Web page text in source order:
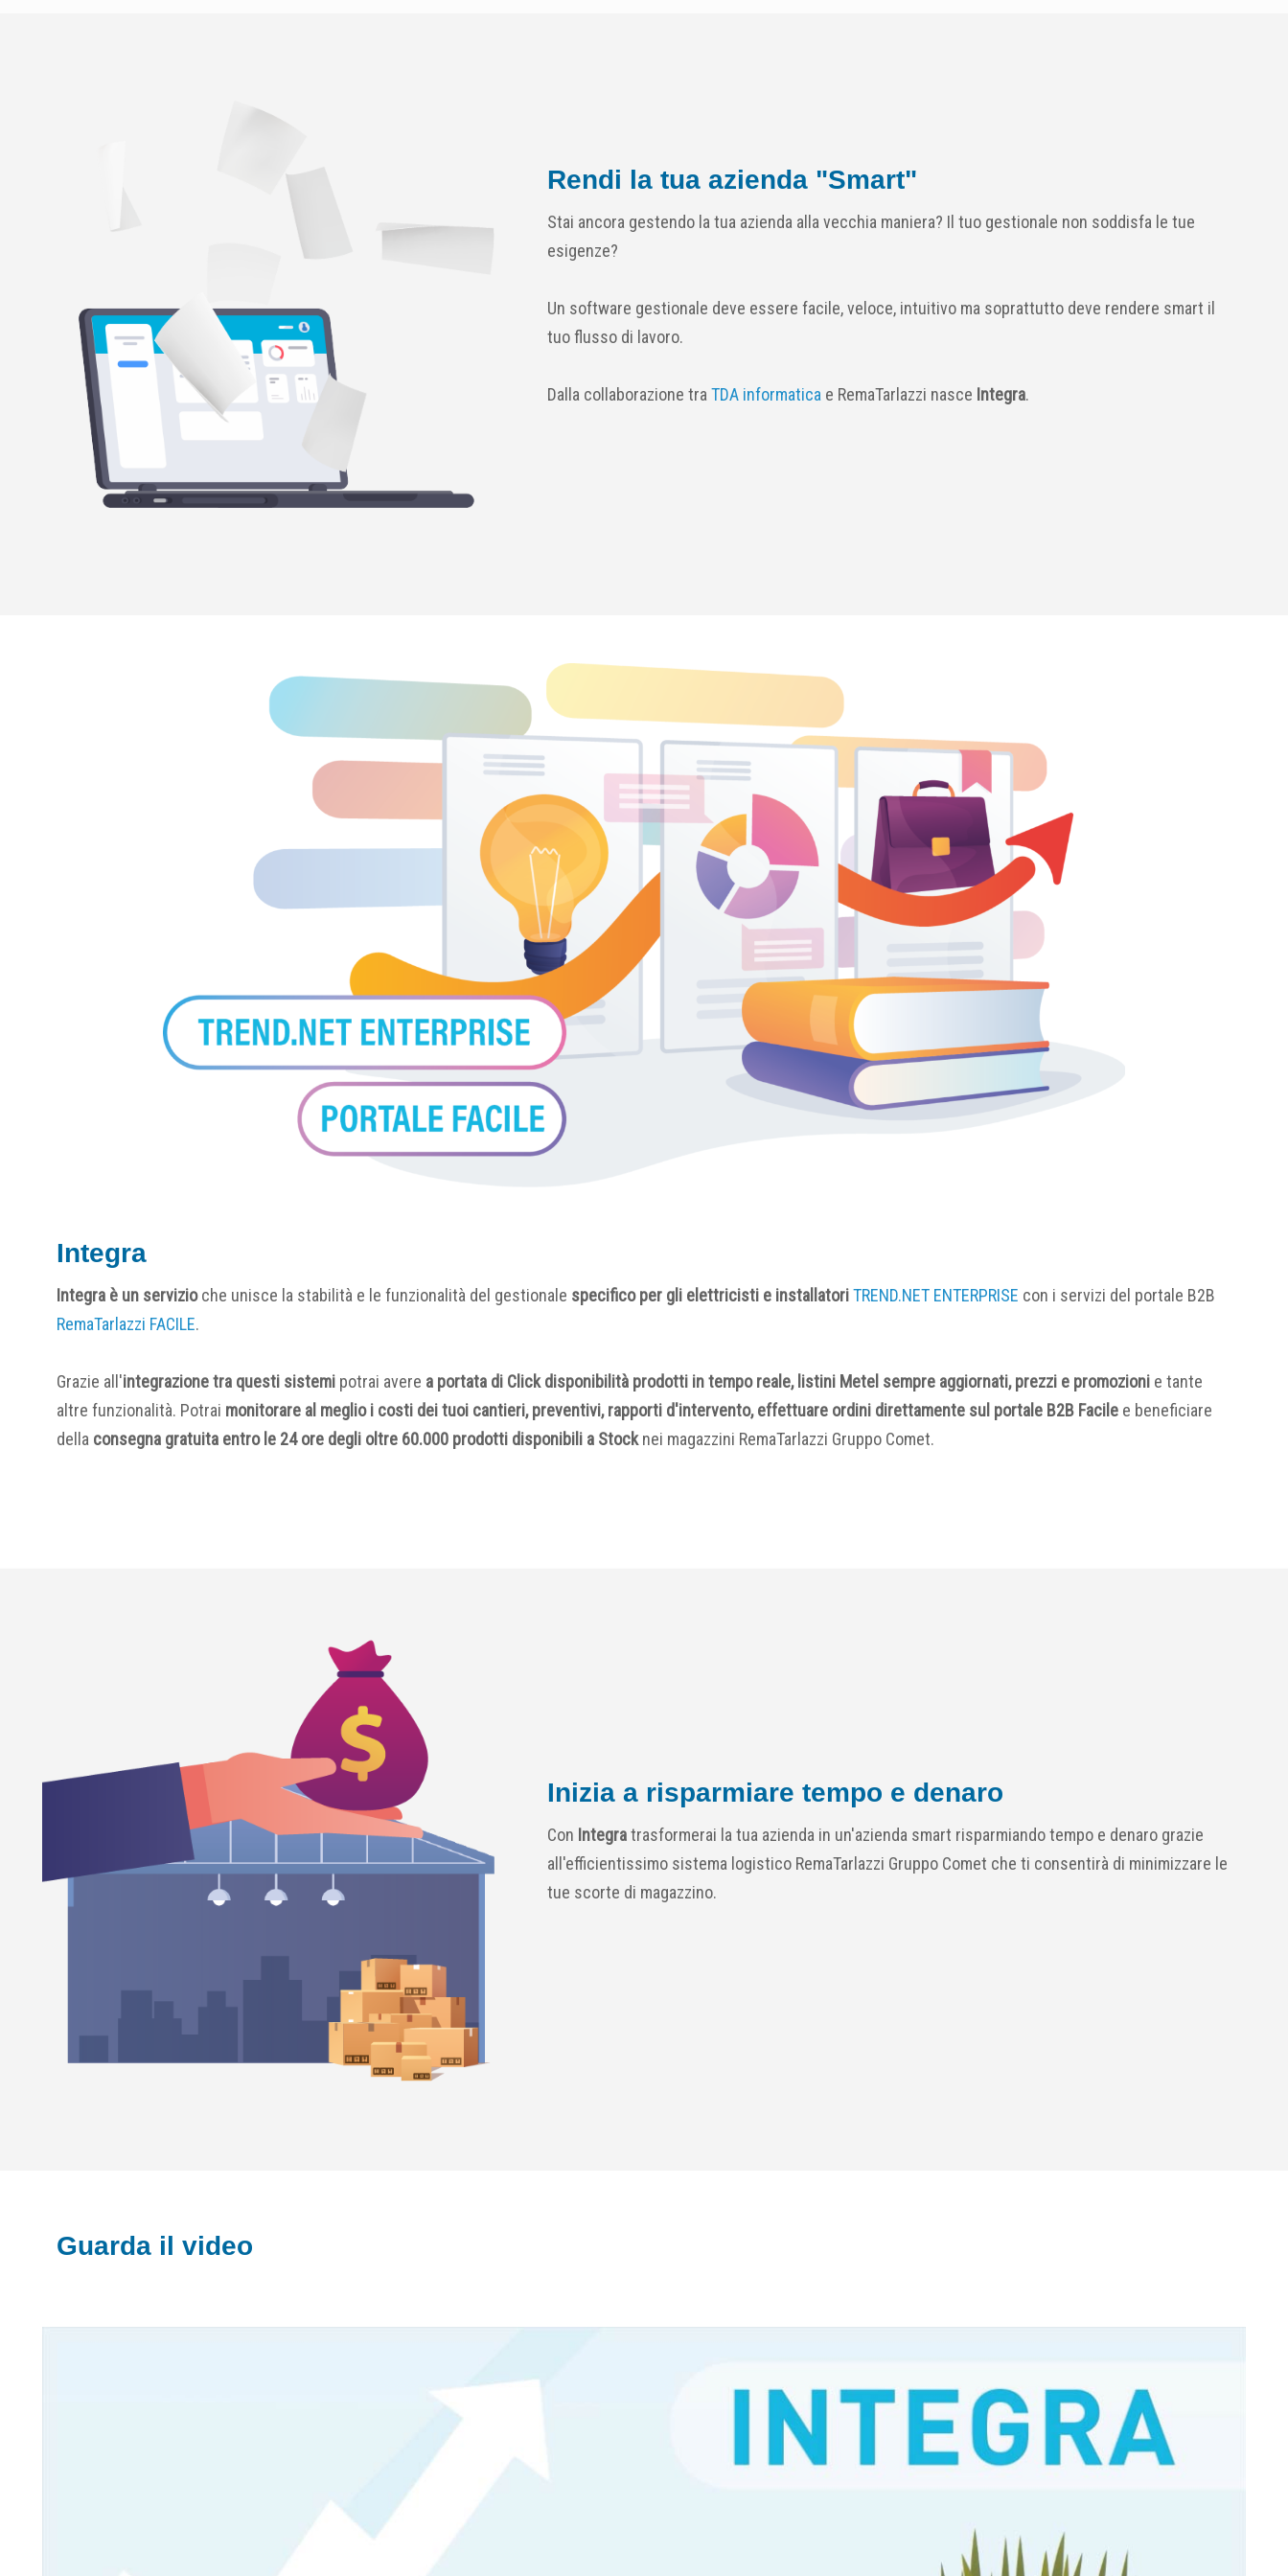
Rendi la tua azienda "Smart"
Stai ancora gestendo la tua azienda alla vecchia maniera? Il tuo gestionale non soddisfa le tue
esigenze?
Un software gestionale deve essere facile, veloce, intuitivo ma soprattutto deve rendere smart il
tuo flusso di lavoro.
Dalla collaborazione traTDA informatica e RemaTarlazzi nasce Integra.
Integra
Integra è un servizioche unisce la stabilità e le funzionalità del gestionale specifico per gli elettricisti e installatoriTREND.NET ENTERPRISE con i servizi del portale B2B
RemaTarlazzi FACILE.
Grazie all'integrazione tra questi sistemi potrai avere a portata di Click disponibilità prodotti in tempo reale, listini Metel sempre aggiornati, prezzi e promozioni e tante
altre funzionalità. Potrai monitorare al meglio i costi dei tuoi cantieri, preventivi, rapporti d'intervento, effettuare ordini direttamente sul portale B2B Facile e beneficiare
della consegna gratuita entro le 24 ore degli oltre 60.000 prodotti disponibili a Stocknei magazzini RemaTarlazzi Gruppo Comet.
Inizia a risparmiare tempo e denaro
Con Integratrasformerai la tua azienda in un'azienda smart risparmiando tempo e denaro grazie
all'efficientissimo sistema logistico RemaTarlazzi Gruppo Comet che ti consentirà di minimizzare le
tue scorte di magazzino.
Guarda il video